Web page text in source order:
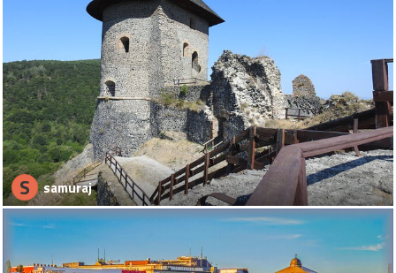
S samuraj